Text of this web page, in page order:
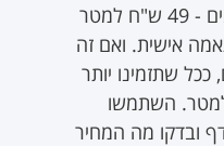
שלנו הם לא פחות ממדהימים - 49 ש"ח למטר
אישית. ואם זה
שתזמינו יותר
למטר. השתמשו
ובדקו מה המחיר